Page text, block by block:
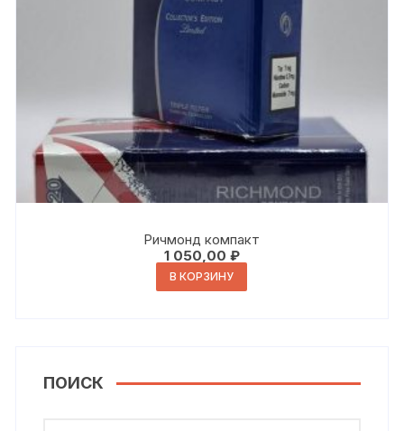
Ричмонд компакт
1 050,00 ₽
В КОРЗИНУ
ПОИСК